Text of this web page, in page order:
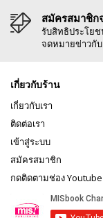
สมัครสมาชิก
รับสิทธิประโย
จดหมายข่าวกับ
เกี่ยวกับร้าน
เกี่ยวกับเรา
ติดต่อเรา
เข้าสู่ระบบ
สมัครสมาชิก
กดติดตามช่อง